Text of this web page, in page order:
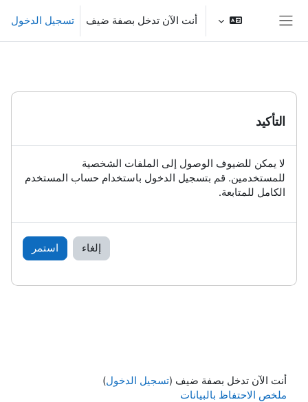
تخطى إلى المحتوى الرئيسي
أنت الآن تدخل بصفة ضيف تسجيل الدخول
التأكيد
لا يمكن للضيوف الوصول إلى الملفات الشخصية
للمستخدمين. قم بتسجيل الدخول باستخدام حساب المستخدم
الكامل للمتابعة.
إلغاء استمر
أنت الآن تدخل بصفة ضيف (تسجيل الدخول)
ملخص الاحتفاظ بالبيانات